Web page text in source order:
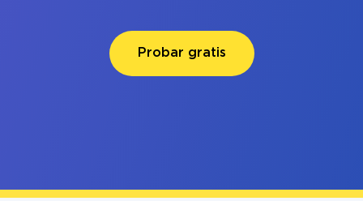
Probar gratis